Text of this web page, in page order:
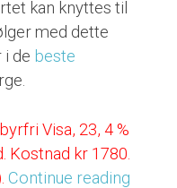
kan knyttes til
med dette
i de beste
Visa, 23, 4 %
Kostnad kr 1780.
Continue reading